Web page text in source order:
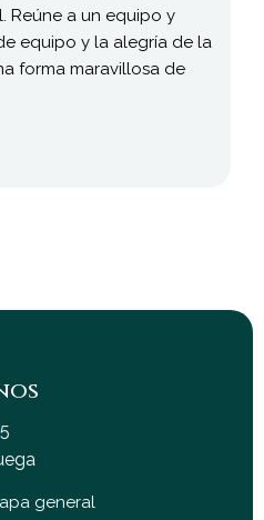
Reúne a un equipo y
equipo y la alegría de la
forma maravillosa de
general